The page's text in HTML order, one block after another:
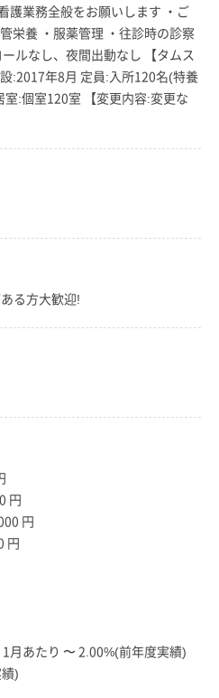
護業務全般をお願いします ・ご
栄養 ・服薬管理 ・往診時の診察
ルなし、夜間出動なし 【タムス
:2017年8月 定員:入所120名(特養
:個室120室 【変更内容:変更な
る方大歓迎!
円
円
円
月あたり 〜 2.00%(前年度実績)
)